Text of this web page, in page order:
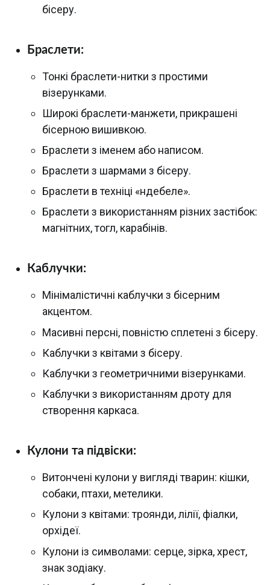
бісеру.
Браслети:
Тонкі браслети-нитки з простими
візерунками.
Широкі браслети-манжети, прикрашені
бісерною вишивкою.
Браслети з іменем або написом.
Браслети з шармами з бісеру.
Браслети в техніці «ндебеле».
Браслети з використанням різних застібок:
магнітних, тогл, карабінів.
Каблучки:
Мінімалістичні каблучки з бісерним
акцентом.
Масивні персні, повністю сплетені з бісеру.
Каблучки з квітами з бісеру.
Каблучки з геометричними візерунками.
Каблучки з використанням дроту для
створення каркаса.
Кулони та підвіски:
Витончені кулони у вигляді тварин: кішки,
собаки, птахи, метелики.
Кулони з квітами: троянди, лілії, фіалки,
орхідеї.
Кулони із символами: серце, зірка, хрест,
знак зодіаку.